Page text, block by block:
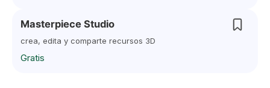
Masterpiece Studio
crea, edita y comparte recursos 3D
Gratis